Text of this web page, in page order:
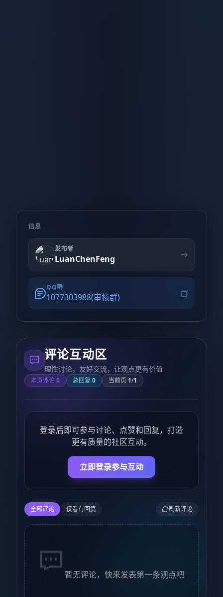
信息
发布者
LuanChenFeng
QQ群
1077303988(审核群)
评论互动区
理性讨论，友好交流，让观点更有价值
本页评论0 总回复 0 当前页 1/1
登录后即可参与讨论、点赞和回复，打造
更有质量的社区互动。
立即登录参与互动
全部评论 仅看有回复 刷新评论
暂无评论，快来发表第一条观点吧